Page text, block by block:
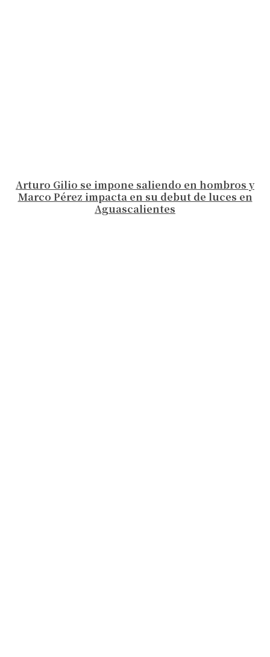
Arturo Gilio se impone saliendo en hombros y
Marco Pérez impacta en su debut de luces en
Aguascalientes